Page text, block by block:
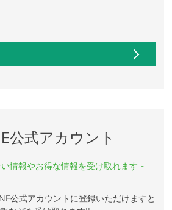
公式アカウント
情報やお得な情報を受け取れます -
公式アカウントに登録いただけますと